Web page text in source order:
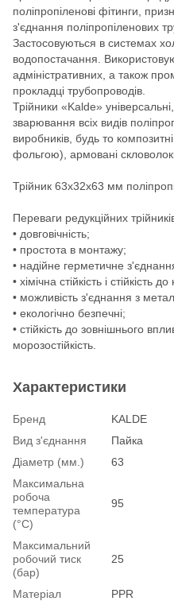
поліпропіленові фітинги,
з'єднання поліпропіленових
Застосовуються в системах
водопостачання.
адміністративних, а також
прокладці трубопроводів.
Трійники «Kalde»
зварювання всіх видів
виробників, будь то
фольгою), армовані
Трійник 63х32х63 мм
Переваги редукційних
• довговічність;
• простота в монтажу;
• надійне герметичне
• хімічна стійкість і стійкість до
• можливість з'єднання з
• екологічно безпечні;
• стійкість до зовнішнього
морозостійкість.
Характеристики
Бренд
KALDE
Вид з'єднання
Пайка
Діаметр (мм.)
63
Максимальна
робоча
температура
(°С)
95
Максимальний
робочий тиск
(бар)
25
Матеріал
PPR